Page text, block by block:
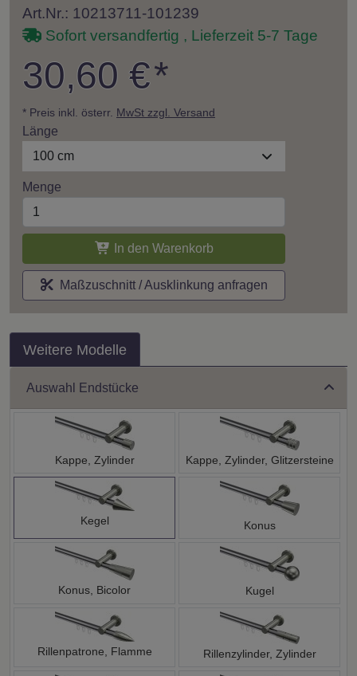
Art.Nr.: 10213711-101239
Sofort versandfertig , Lieferzeit 5-7 Tage
30,60 €*
* Preis inkl. österr. MwSt zzgl. Versand
Länge
100 cm
Menge
In den Warenkorb
Maßzuschnitt / Ausklinkung anfragen
Weitere Modelle
Auswahl Endstücke
Kappe, Zylinder Kappe, Zylinder, Glitzersteine
Kegel Konus
Konus, Bicolor Kugel
Rillenpatrone, Flamme Rillenzylinder, Zylinder